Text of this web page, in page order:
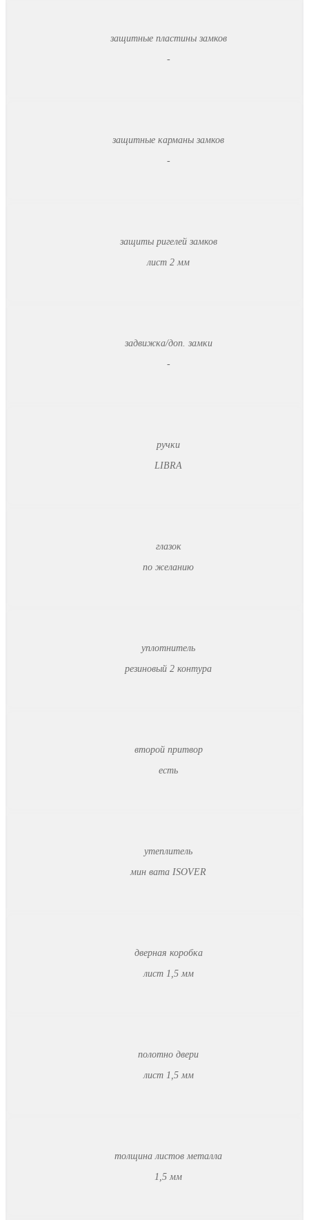
защитные пластины замков
-
защитные карманы замков
-
защиты ригелей замков
лист 2 мм
задвижка/доп. замки
-
ручки
LIBRA
глазок
по желанию
уплотнитель
резиновый 2 контура
второй притвор
есть
утеплитель
мин вата ISOVER
дверная коробка
лист 1,5 мм
полотно двери
лист 1,5 мм
толщина листов металла
1,5 мм